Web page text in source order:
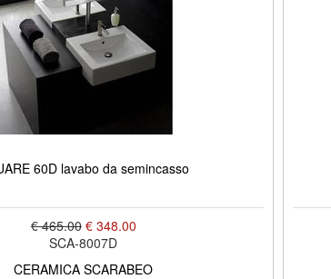
60D lavabo da semincasso
€ 465.00 € 348.00
SCA-8007D
CERAMICA SCARABEO